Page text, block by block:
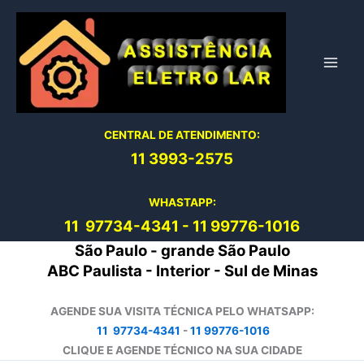
conteúdo
CENTRAL DE ATENDIMENTO:
11 3993-2575
WHASTAPP:
11 97734-4341 - 11 99776-1016
São Paulo - grande São Paulo
ABC Paulista - Interior - Sul de Minas
AGENDE SUA VISITA TÉCNICA PELO WHATSAPP:
11 97734-4341 -11 99776-1016
CLIQUE E AGENDE TÉCNICO NA SUA CIDADE